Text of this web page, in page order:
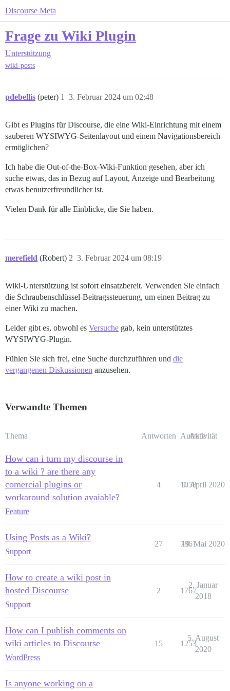
Discourse Meta
Frage zu Wiki Plugin
Unterstützung
wiki-posts
pdebellis (peter) 3. Februar 2024 um 02:48
1
Gibt es Plugins für Discourse, die eine Wiki-Einrichtung mit einem
sauberen WYSIWYG-Seitenlayout und einem Navigationsbereich
ermöglichen?
Ich habe die Out-of-the-Box-Wiki-Funktion gesehen, aber ich
suche etwas, das in Bezug auf Layout, Anzeige und Bearbeitung
etwas benutzerfreundlicher ist.
Vielen Dank für alle Einblicke, die Sie haben.
merefield (Robert) 3. Februar 2024 um 08:19
2
Wiki-Unterstützung ist sofort einsatzbereit. Verwenden Sie einfach
die Schraubenschlüssel-Beitragssteuerung, um einen Beitrag zu
einer Wiki zu machen.
Leider gibt es, obwohl es Versuche gab, kein unterstütztes
WYSIWYG-Plugin.
Fühlen Sie sich frei, eine Suche durchzuführen und die
vergangenen Diskussionen anzusehen.
Verwandte Themen
Thema Antworten Aufrufe
Aktivität
How can i turn my discourse in
to a wiki ? are there any
comercial plugins or
workaround solution avaiable?
Feature
4 1058
9. April 2020
Using Posts as a Wiki?
Support
27 7861
19. Mai 2020
How to create a wiki post in
hosted Discourse
Support
2 1767
2. Januar
2018
How can I publish comments on
wiki articles to Discourse
WordPress
15 1253
5. August
2020
Is anyone working on a